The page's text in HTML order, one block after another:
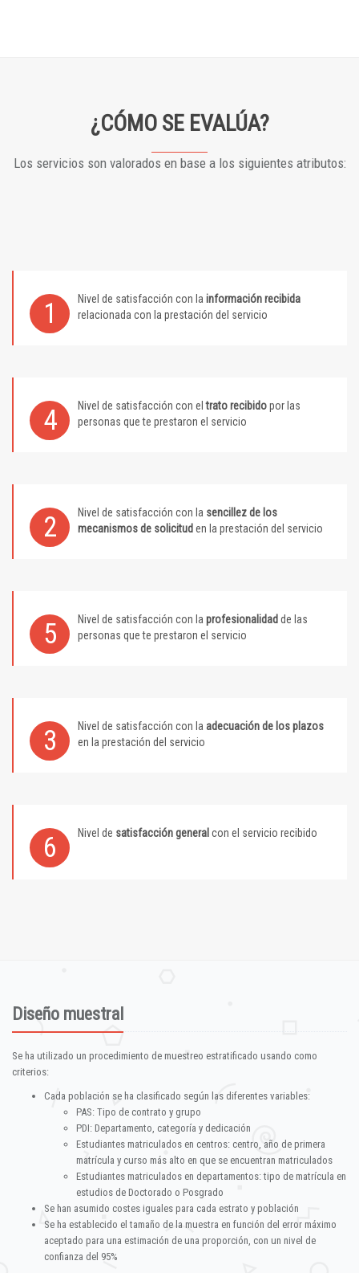
¿CÓMO SE EVALÚA?
Los servicios son valorados en base a los siguientes atributos:
1 Nivel de satisfacción con la información recibida
relacionada con la prestación del servicio
4 Nivel de satisfacción con eltrato recibidopor las
personas que te prestaron el servicio
2 Nivel de satisfacción con la sencillez de los
mecanismos de solicitud en la prestación del servicio
5 Nivel de satisfacción con la profesionalidad de las
personas que te prestaron el servicio
3 Nivel de satisfacción con la adecuación de los plazos
en la prestación del servicio
6 Nivel de satisfacción general con el servicio recibido
Diseño muestral
Se ha utilizado un procedimiento de muestreo estratificado usando como
criterios:
Cada población se ha clasificado según las diferentes variables:
PAS: Tipo de contrato y grupo
PDI: Departamento, categoría y dedicación
Estudiantes matriculados en centros: centro, año de primera
matrícula y curso más alto en que se encuentran matriculados
Estudiantes matriculados en departamentos: tipo de matrícula en
estudios de Doctorado o Posgrado
Se han asumido costes iguales para cada estrato y población
Se ha establecido el tamaño de la muestra en función del error máximo
aceptado para una estimación de una proporción, con un nivel de
confianza del 95%